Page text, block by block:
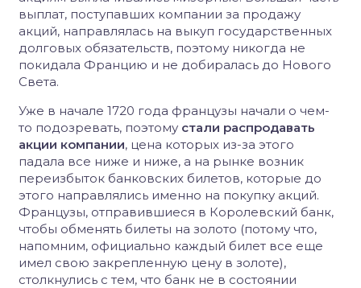
выплат, поступавших компании за продажу
акций, направлялась на выкуп государственных
долговых обязательств, поэтому никогда не
покидала Францию и не добиралась до Нового
Света.
Уже в начале 1720 года французы начали о чем-
то подозревать, поэтому стали распродавать
акции компании, цена которых из-за этого
падала все ниже и ниже, а на рынке возник
переизбыток банковских билетов, которые до
этого направлялись именно на покупку акций.
Французы, отправившиеся в Королевский банк,
чтобы обменять билеты на золото (потому что,
напомним, официально каждый билет все еще
имел свою закрепленную цену в золоте),
столкнулись с тем, что банк не в состоянии